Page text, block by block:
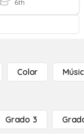
6th
Color
Grado 3